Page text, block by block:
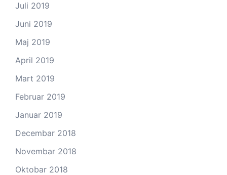
Juli 2019
Juni 2019
Maj 2019
April 2019
Mart 2019
Februar 2019
Januar 2019
Decembar 2018
Novembar 2018
Oktobar 2018